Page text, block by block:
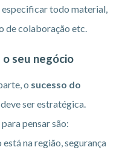
especificar todo material,
de colaboração etc.
seu negócio
o sucesso do
ser estratégica.
pensar são:
na região, segurança